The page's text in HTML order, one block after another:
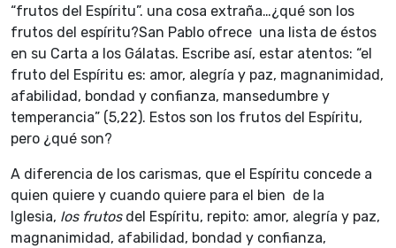
“frutos del Espíritu”. una cosa extraña…¿qué son los
frutos del espíritu?San Pablo ofrece una lista de éstos
en su Carta a los Gálatas. Escribe así, estar atentos: “el
fruto del Espíritu es: amor, alegría y paz, magnanimidad,
afabilidad, bondad y confianza, mansedumbre y
temperancia” (5,22). Estos son los frutos del Espíritu,
pero ¿qué son?
A diferencia de los carismas, que el Espíritu concede a
quien quiere y cuando quiere para el bien de la
Iglesia, los frutos del Espíritu, repito: amor, alegría y paz,
magnanimidad, afabilidad, bondad y confianza,